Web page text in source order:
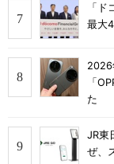
「
最大
2026
「
た
JR東
ぜ、